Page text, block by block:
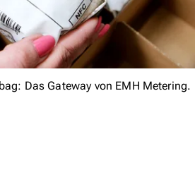
Das Gateway von EMH Metering.